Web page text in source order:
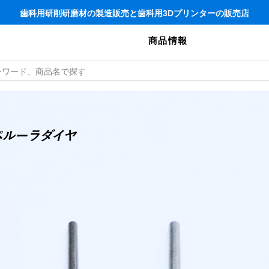
商品情報
歯科用研削研磨材の製造販売と歯科用3Dプリンターの販売店
ーラダイヤ